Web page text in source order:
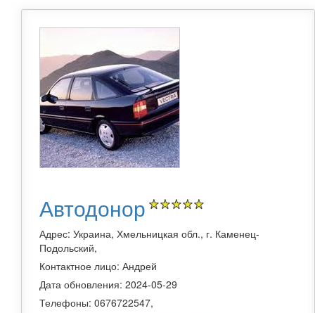
Автодонор
Адрес: Украина, Хмельницкая обл., г. Каменец-
Подольский,
Контактное лицо: Андрей
Дата обновления: 2024-05-29
Телефоны: 0676722547,